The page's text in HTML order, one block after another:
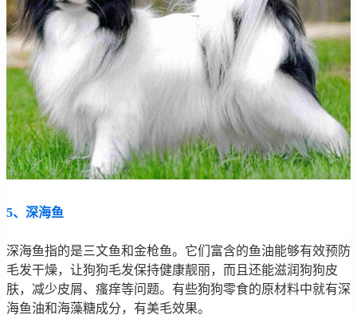
5、深海鱼
深海鱼指的是三文鱼和金枪鱼。它们富含的鱼油能够有效预防
毛发干燥，让狗狗毛发保持健康靓丽，而且还能滋润狗狗皮
肤，减少皮屑、瘙痒等问题。有些狗狗零食的原材料中就有深
海鱼油和海藻糖成分，有美毛效果。